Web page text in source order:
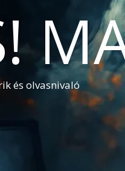
és olvasnivaló